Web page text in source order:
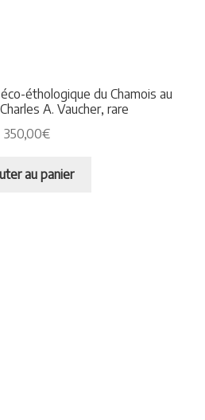
éthologique du Chamois au
A. Vaucher, rare
350,00€
au panier